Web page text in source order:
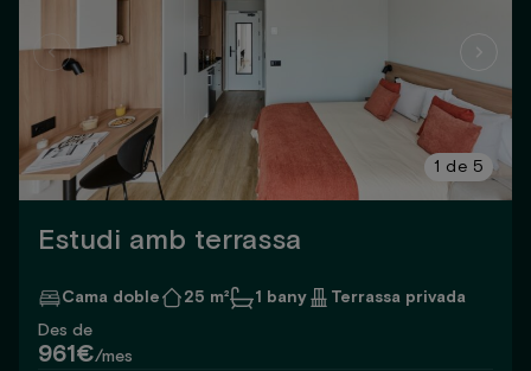
1 de 5
Estudi amb terrassa
Cama doble 25 m² 1 bany
Terrassa privada
Des de
961€/mes